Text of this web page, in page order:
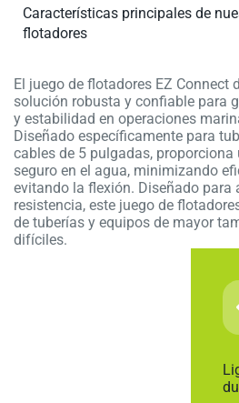
Características principales de
flotadores
El juego de flotadores EZ Connect
solución robusta y confiable para
y estabilidad en operaciones
Diseñado específicamente para
cables de 5 pulgadas,
seguro en el agua, minimizando
evitando la flexión. Diseñado para
resistencia, este juego de
de tuberías y equipos de mayor
difíciles.